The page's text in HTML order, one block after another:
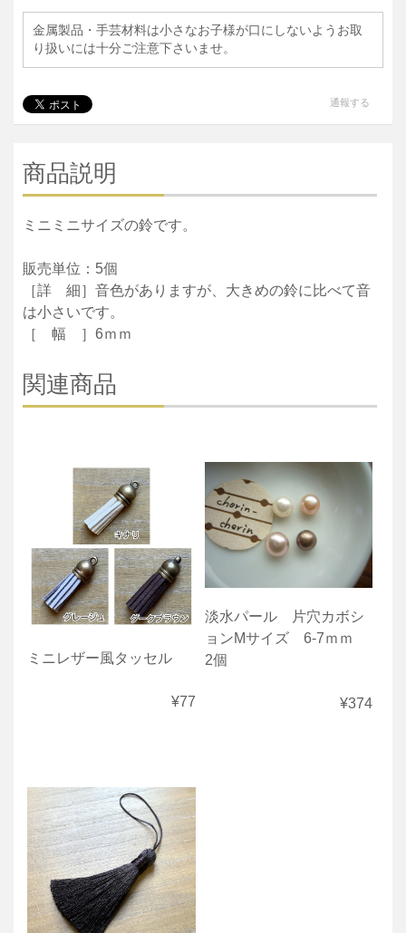
金属製品・手芸材料は小さなお子様が口にしないようお取
り扱いには十分ご注意下さいませ。
通報する
商品説明
ミニミニサイズの鈴です。
販売単位：5個
［詳 細］音色がありますが、大きめの鈴に比べて音
は小さいです。
［ 幅 ］6ｍｍ
関連商品
ミニレザー風タッセル
¥77
淡水パール 片穴カボシ
ョンMサイズ 6-7ｍｍ
2個
¥374